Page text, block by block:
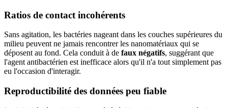
Ratios de contact incohérents
Sans agitation, les bactéries nageant dans les couches supérieures du
milieu peuvent ne jamais rencontrer les nanomatériaux qui se
déposent au fond. Cela conduit à de faux négatifs, suggérant que
l'agent antibactérien est inefficace alors qu'il n'a tout simplement pas
eu l'occasion d'interagir.
Reproductibilité des données peu fiable